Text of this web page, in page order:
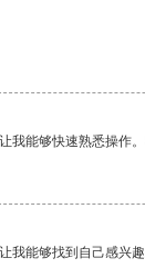
能够快速熟悉操作
我能够找到自己感兴趣